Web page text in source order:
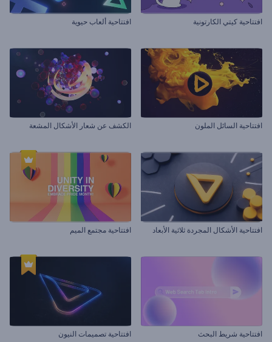
افتتاحية كيتي الكارتونية افتتاحية ألعاب حيوية
افتتاحية السائل الملون الكشف عن شعار الأشكال المشعة
افتتاحية الأشكال المجردة ثلاثية الأبعاد افتتاحية مجتمع الميم
افتتاحية شريط البحث افتتاحية تصميمات النيون